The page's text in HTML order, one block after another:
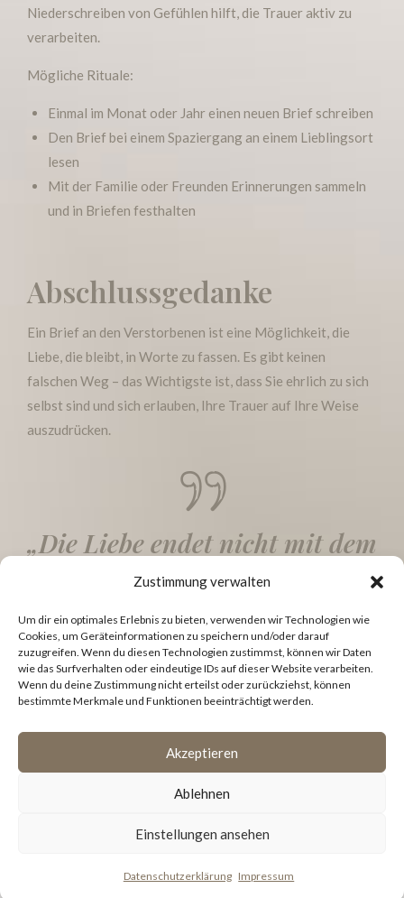
Zustimmung verwalten
Um dir ein optimales Erlebnis zu bieten, verwenden wir Technologien wie
Cookies, um Geräteinformationen zu speichern und/oder darauf
zuzugreifen. Wenn du diesen Technologien zustimmst, können wir Daten
wie das Surfverhalten oder eindeutige IDs auf dieser Website verarbeiten.
Wenn du deine Zustimmung nicht erteilst oder zurückziehst, können
bestimmte Merkmale und Funktionen beeinträchtigt werden.
Akzeptieren
Ablehnen
Einstellungen ansehen
Datenschutzerklärung Impressum
Niederschreiben von Gefühlen hilft, die Trauer aktiv zu
verarbeiten.
Mögliche Rituale:
Einmal im Monat oder Jahr einen neuen Brief schreiben
Den Brief bei einem Spaziergang an einem Lieblingsort
lesen
Mit der Familie oder Freunden Erinnerungen sammeln
und in Briefen festhalten
Abschlussgedanke
Ein Brief an den Verstorbenen ist eine Möglichkeit, die
Liebe, die bleibt, in Worte zu fassen. Es gibt keinen
falschen Weg – das Wichtigste ist, dass Sie ehrlich zu sich
selbst sind und sich erlauben, Ihre Trauer auf Ihre Weise
auszudrücken.
„Die Liebe endet nicht mit dem
Tod. Sie lebt in unseren
begleitet uns auf Schritt und
Tritt.“